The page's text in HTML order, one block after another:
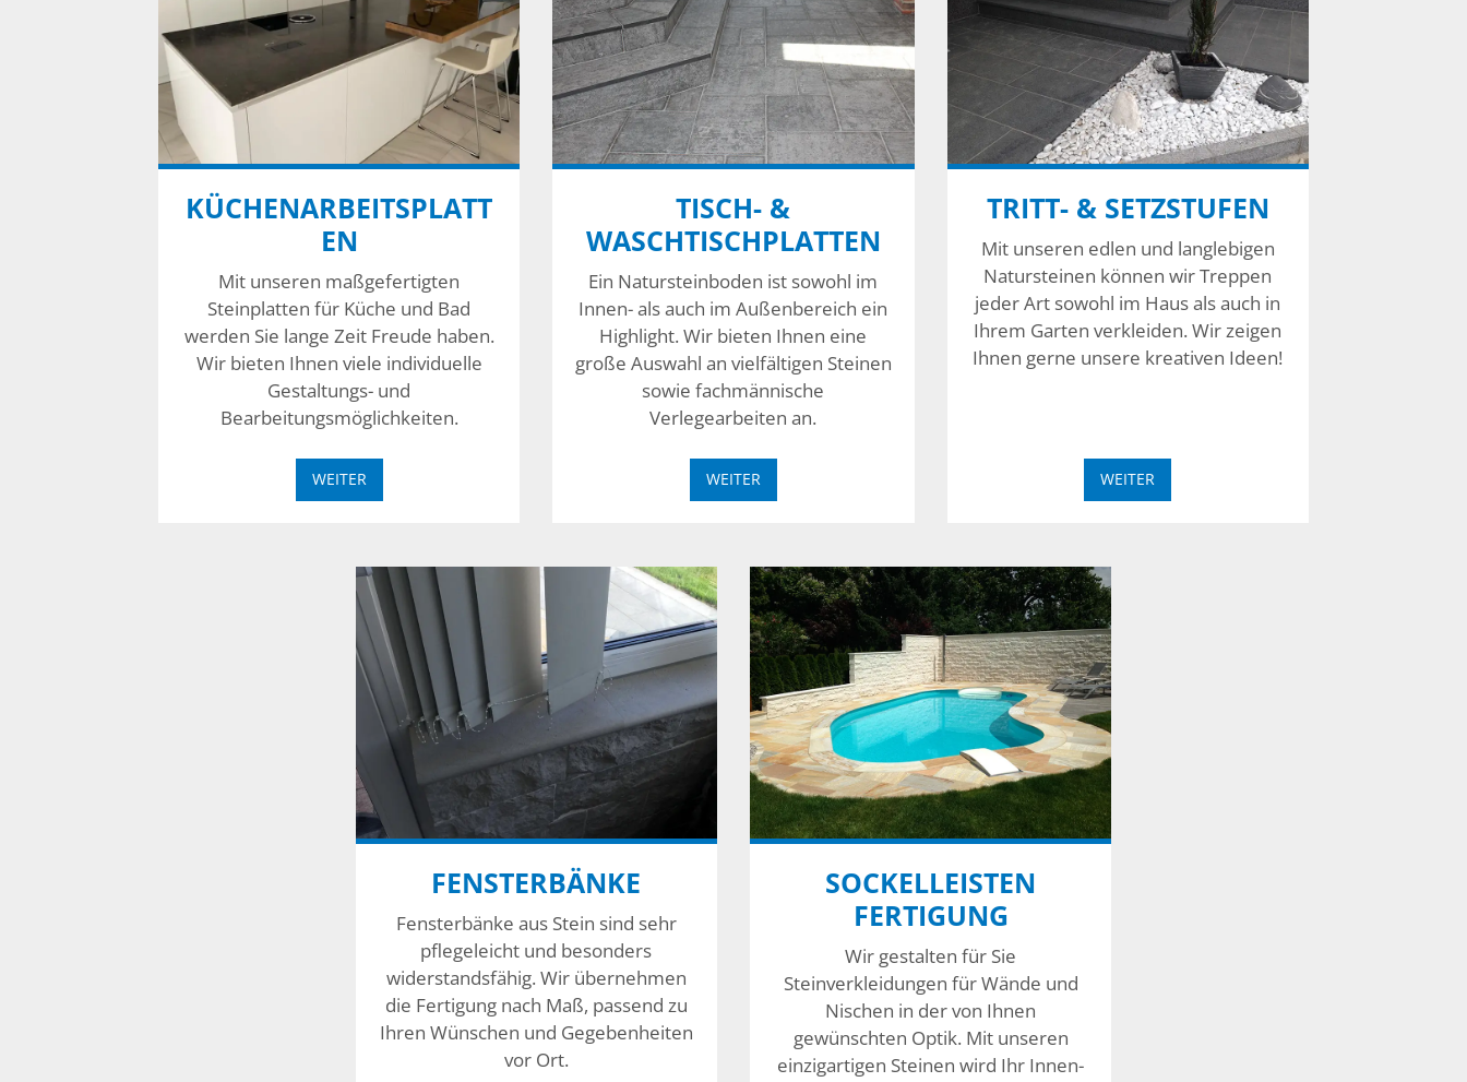
KÜCHENARBEITSPLATT
EN
Mit unseren maßgefertigten
Steinplatten für Küche und Bad
werden Sie lange Zeit Freude haben.
Wir bieten Ihnen viele individuelle
Gestaltungs- und
Bearbeitungsmöglichkeiten.
WEITER
TISCH- &
WASCHTISCHPLATTEN
Ein Natursteinboden ist sowohl im
Innen- als auch im Außenbereich ein
Highlight. Wir bieten Ihnen eine
große Auswahl an vielfältigen Steinen
sowie fachmännische
Verlegearbeiten an.
WEITER
TRITT- & SETZSTUFEN
Mit unseren edlen und langlebigen
Natursteinen können wir Treppen
jeder Art sowohl im Haus als auch in
Ihrem Garten verkleiden. Wir zeigen
Ihnen gerne unsere kreativen Ideen!
WEITER
FENSTERBÄNKE
Fensterbänke aus Stein sind sehr
pflegeleicht und besonders
widerstandsfähig. Wir übernehmen
die Fertigung nach Maß, passend zu
Ihren Wünschen und Gegebenheiten
vor Ort.
SOCKELLEISTEN
FERTIGUNG
Wir gestalten für Sie
Steinverkleidungen für Wände und
Nischen in der von Ihnen
gewünschten Optik. Mit unseren
einzigartigen Steinen wird Ihr Innen-